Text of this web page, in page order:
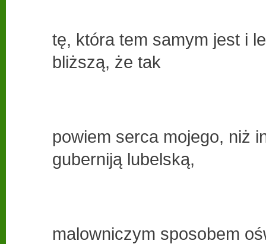
tę, która tem samym jest i
bliższą, że tak
powiem serca mojego, niż
guberniją lubelską,
malowniczym sposobem